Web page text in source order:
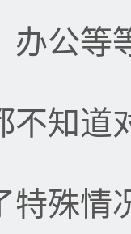
办公等
不知道
特殊情